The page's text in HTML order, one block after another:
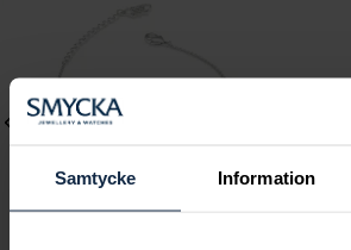
Samtycke Information